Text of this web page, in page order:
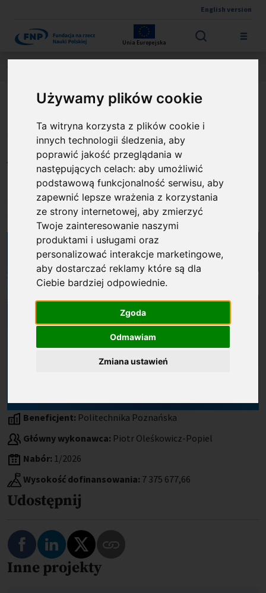
Używamy plików cookie
Ta witryna korzysta z plików cookie i
innych technologii śledzenia, aby
poprawić jakość przeglądania w
następujących celach:aby umożliwić
podstawową funkcjonalność serwisu,aby
zapewnić lepsze wrażenia z korzystania
ze strony internetowej,aby zmierzyć
Twoje zainteresowanie naszymi
produktami i usługami oraz
personalizować interakcje marketingowe,
aby dostarczać reklamy które są dla
Ciebie bardziej odpowiednie.
Zgoda
Odmawiam
Zmiana ustawień
English version
Unia Europejska
Od odpadów do produktów:
hydrotermalna i biologiczna
waloryzacja strumieni
odpadowych na potrzeby
biogospodarki - WABIO
Beneficjent: Politechnika Poznańska
Główny wykonawca: Piotr Oleśkowicz-Popiel
Nabór: 1/2026
Wysokość dofinansowania: 7 375 677,66
Udostępnij
Podziel się na Facebooku
Podziel się na LinkedIn
Podziel się na Twitterze
Inne projekty